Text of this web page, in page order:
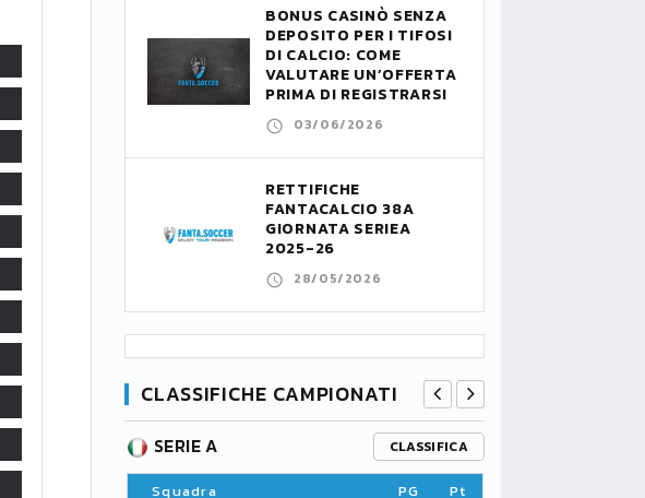
BONUS CASINÒ SENZA
DEPOSITO PER I TIFOSI
DI CALCIO: COME
VALUTARE UN’OFFERTA
PRIMA DI REGISTRARSI
03/06/2026
RETTIFICHE
FANTACALCIO 38A
GIORNATA SERIEA
2025-26
28/05/2026
CLASSIFICHE CAMPIONATI
SERIE A CLASSIFICA
Squadra PG Pt